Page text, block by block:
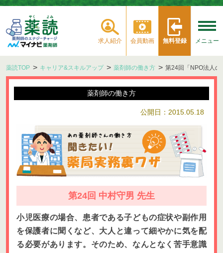
求人紹介 会員動画 無料登録 メニュー
薬読TOP キャリア&スキルアップ 薬剤師の働き方 第24回「NPO法人
薬剤師の働き方
公開日：2015.05.18
第24回 中村守男 先生
小児医療の場合、患者である子どもの症状や副作用
を保護者に聞くなど、大人と違って細やかに気を配
る必要があります。そのため、なんとなく苦手意識